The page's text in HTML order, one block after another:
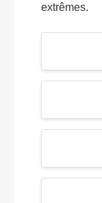
extrêmes.